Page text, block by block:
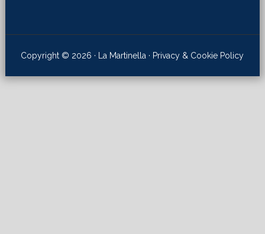
Copyright © 2026 · La Martinella · Privacy & Cookie Policy